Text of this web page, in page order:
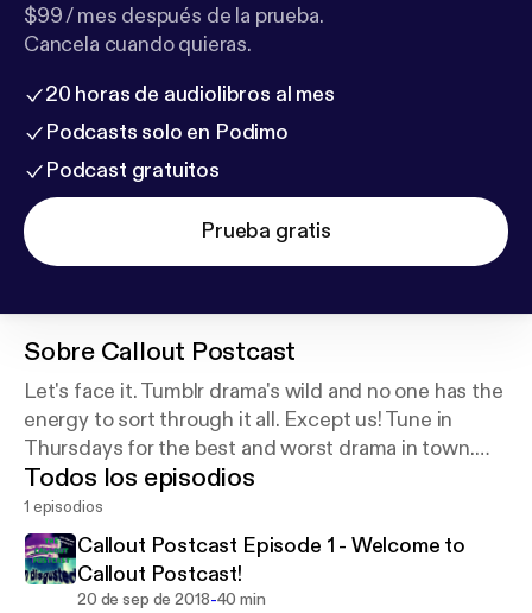
$99 / mes después de la prueba.
Cancela cuando quieras.
20 horas de audiolibros al mes
Podcasts solo en Podimo
Podcast gratuitos
Prueba gratis
Sobre Callout Postcast
Let's face it. Tumblr drama's wild and no one has the
energy to sort through it all. Except us! Tune in
Thursdays for the best and worst drama in town.
Support this podcast:https://anchor.fm/calloutpost
cast/support
Todos los episodios
1 episodios
Callout Postcast Episode 1 - Welcome to
Callout Postcast!
20 de sep de 2018-40 min